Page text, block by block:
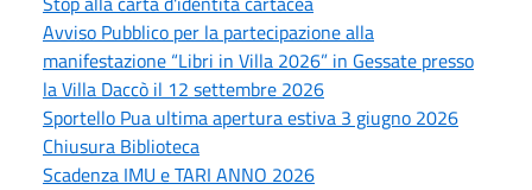
Avviso Pubblico per la partecipazione alla
manifestazione “Libri in Villa 2026” in Gessate presso
la Villa Daccò il 12 settembre 2026
Sportello Pua ultima apertura estiva 3 giugno 2026
Chiusura Biblioteca
Scadenza IMU e TARI ANNO 2026